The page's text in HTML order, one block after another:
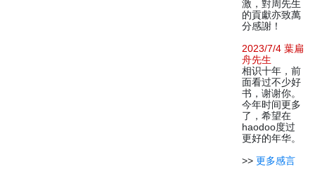
激，對周先生
的貢獻亦致萬
分感謝！
2023/7/4 葉扁
舟先生
相识十年，前
面看过不少好
书，谢谢你。
今年时间更多
了，希望在
haodoo度过
更好的年华。
>> 更多感言